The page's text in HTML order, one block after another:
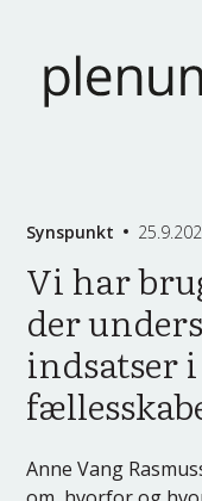
Synspunkt
Vi har
der
indsatser
Anne Vang